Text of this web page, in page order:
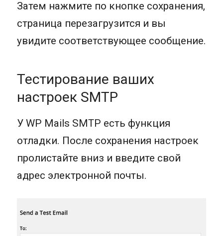
Затем нажмите по кнопке сохранения,
страница перезагрузится и вы
увидите соответствующее сообщение.
Тестирование ваших
настроек SMTP
У WP Mails SMTP есть функция
отладки. После сохранения настроек
пролистайте вниз и введите свой
адрес электронной почты.